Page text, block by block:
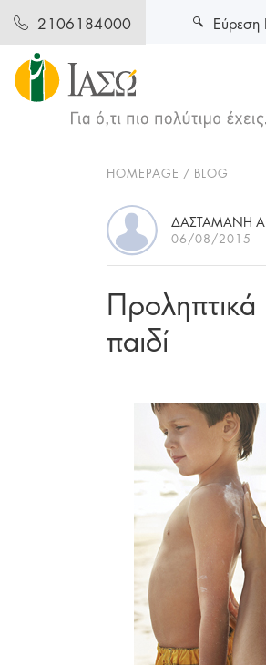
2106184000 Εύρεση
HOMEPAGE BLOG
ΔΑΣΤΑΜΑΝΗ
06/08/2015
παιδί